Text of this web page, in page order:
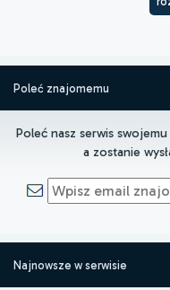
Poleć znajomemu
Poleć nasz serwis
a zostanie
Najnowsze w serwisie